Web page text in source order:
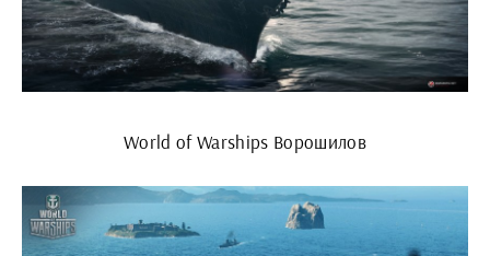
World of Warships Ворошилов